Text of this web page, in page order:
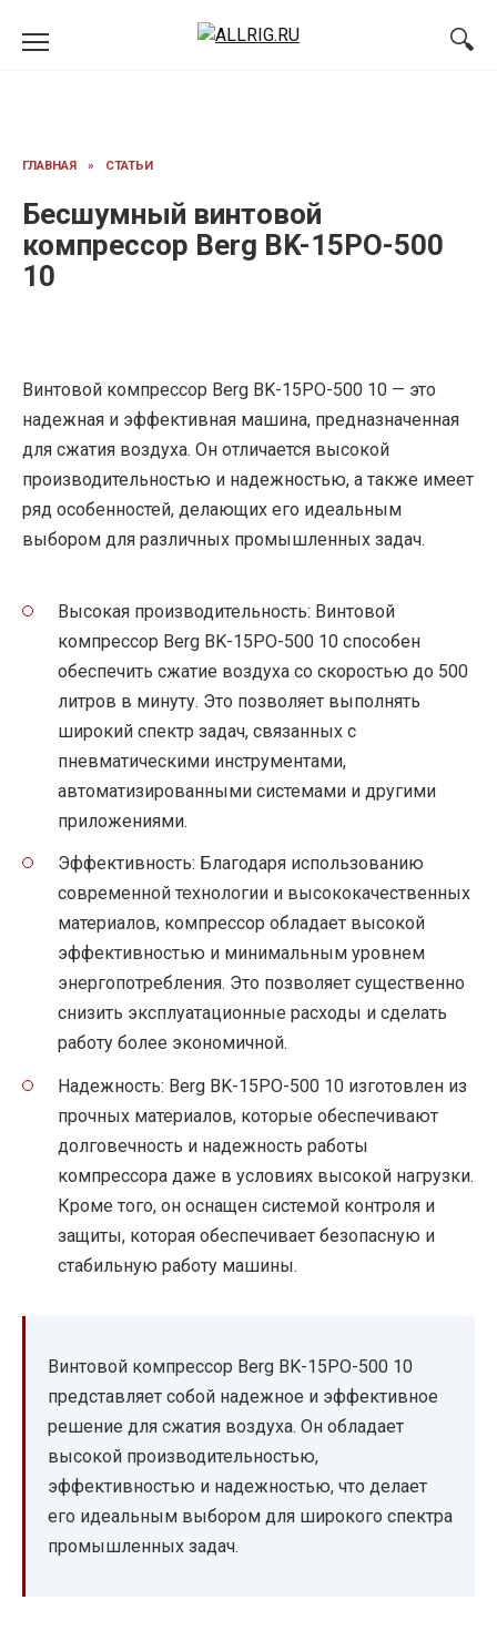
ГЛАВНАЯ » СТАТЬИ
Бесшумный винтовой
компрессор Berg BK-15PO-500
10
Винтовой компрессор Berg BK-15PO-500 10 — это
надежная и эффективная машина, предназначенная
для сжатия воздуха. Он отличается высокой
производительностью и надежностью, а также имеет
ряд особенностей, делающих его идеальным
выбором для различных промышленных задач.
Высокая производительность: Винтовой
компрессор Berg BK-15PO-500 10 способен
обеспечить сжатие воздуха со скоростью до 500
литров в минуту. Это позволяет выполнять
широкий спектр задач, связанных с
пневматическими инструментами,
автоматизированными системами и другими
приложениями.
Эффективность: Благодаря использованию
современной технологии и высококачественных
материалов, компрессор обладает высокой
эффективностью и минимальным уровнем
энергопотребления. Это позволяет существенно
снизить эксплуатационные расходы и сделать
работу более экономичной.
Надежность: Berg BK-15PO-500 10 изготовлен из
прочных материалов, которые обеспечивают
долговечность и надежность работы
компрессора даже в условиях высокой нагрузки.
Кроме того, он оснащен системой контроля и
защиты, которая обеспечивает безопасную и
стабильную работу машины.
Винтовой компрессор Berg BK-15PO-500 10
представляет собой надежное и эффективное
решение для сжатия воздуха. Он обладает
высокой производительностью,
эффективностью и надежностью, что делает
его идеальным выбором для широкого спектра
промышленных задач.